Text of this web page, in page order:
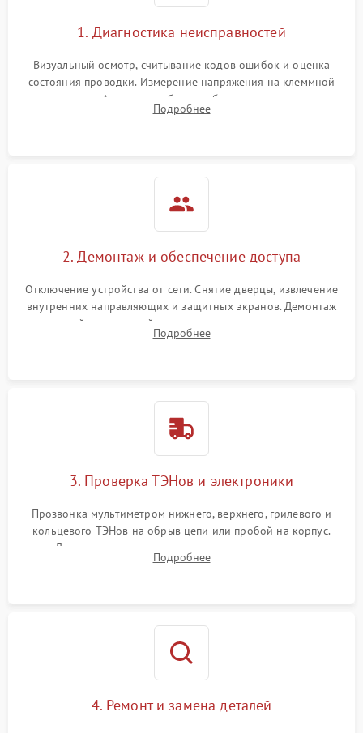
1. Диагностика неисправностей
Визуальный осмотр, считывание кодов ошибок и оценка
состояния проводки. Измерение напряжения на клеммной
колодке. Анализ жалоб на проблемы с нагревом,
конвекцией, панелью управления или блокировкой дверцы.
Подробнее
2. Демонтаж и обеспечение доступа
Отключение устройства от сети. Снятие дверцы, извлечение
внутренних направляющих и защитных экранов. Демонтаж
задней или верхней панели для прямого доступа к
нагревательным элементам, плате и вентиляторам.
Подробнее
3. Проверка ТЭНов и электроники
Прозвонка мультиметром нижнего, верхнего, грилевого и
кольцевого ТЭНов на обрыв цепи или пробой на корпус.
Диагностика термостата, датчиков температуры,
переключателя режимов и мотора конвекции.
Подробнее
4. Ремонт и замена деталей